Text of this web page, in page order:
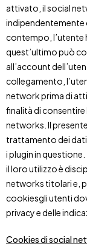
attivato, il social
indipendentemente
contempo, l’utente
quest’ultimo può
all’account
collegamento,
network prima di
finalità di
networks. Il
trattamento dei
i plugin in
il loro utilizzo è
networks titolari e,
cookiesgli utenti
privacy e delle
Cookies di social